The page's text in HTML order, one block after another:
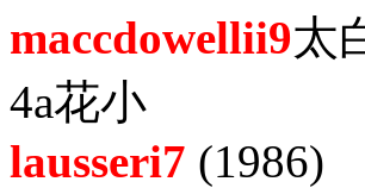
maccdowellii9太
4a花小
lausseri7 (1986)